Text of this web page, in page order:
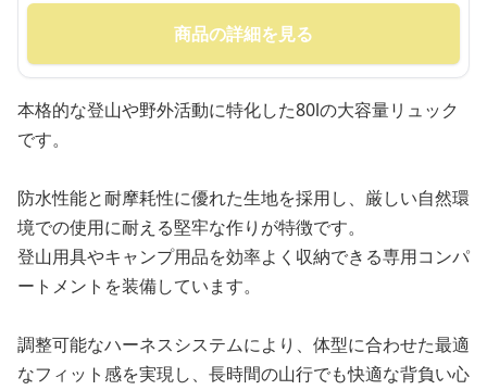
商品の詳細を見る
本格的な登山や野外活動に特化した80lの大容量リュック
です。
防水性能と耐摩耗性に優れた生地を採用し、厳しい自然環
境での使用に耐える堅牢な作りが特徴です。
登山用具やキャンプ用品を効率よく収納できる専用コンパ
ートメントを装備しています。
調整可能なハーネスシステムにより、体型に合わせた最適
なフィット感を実現し、長時間の山行でも快適な背負い心